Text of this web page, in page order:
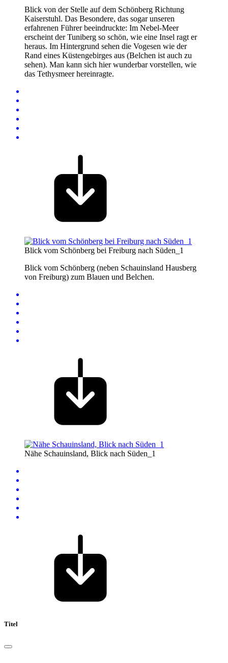
Blick von der Stelle auf dem Schönberg Richtung
Kaiserstuhl. Das Besondere, das sogar unseren
erfahrenen Führer beeindruckte: Im Nebel-Meer
erscheint der Tuniberg so schön, wie eine Insel ragt er
heraus. Im Hintergrund sehen die Vogesen wie der
Rand eines Küstengebirges aus (Belchen ist auch zu
sehen). Man kann sich hier wunderbar vorstellen, wie
das Tethysmeer hereinragte.
Blick vom Schönberg bei Freiburg nach Süden_1
Blick vom Schönberg (neben Schauinsland Hausberg
von Freiburg) zum Blauen und Belchen.
Nähe Schauinsland, Blick nach Süden_1
Titel